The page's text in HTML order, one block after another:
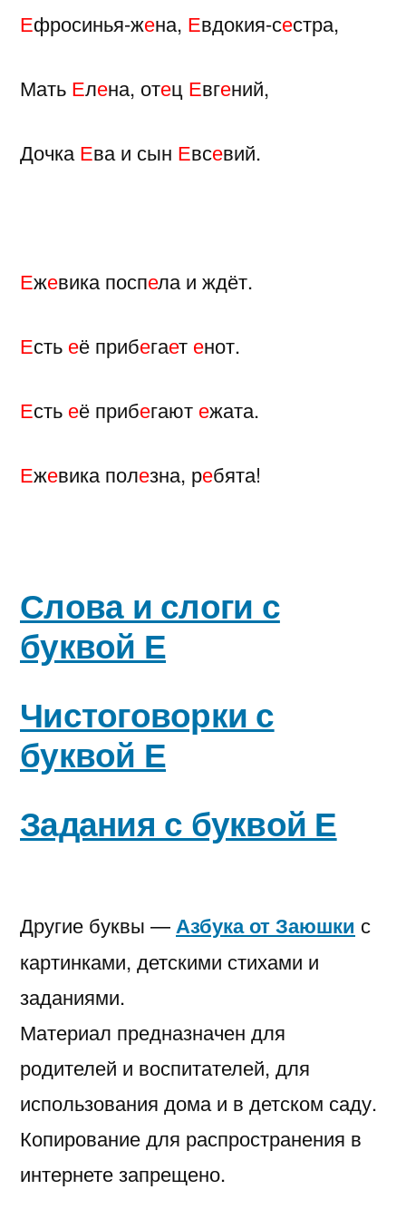
Ефросинья-жена, Евдокия-сестра,
Мать Елена, отец Евгений,
ДочкаЕва и сын Евсевий.
Ежевика поспела и ждёт.
Есть её прибегает енот.
Есть её прибегают ежата.
Ежевика полезна, ребята!
Слова и слоги с
буквой Е
Чистоговорки с
буквой Е
Задания с буквой Е
Другие буквы —Азбука от Заюшки с
картинками, детскими стихами и
заданиями.
Материал предназначен для
родителей и воспитателей, для
использования дома и в детском саду.
Копирование для распространения в
интернете запрещено.